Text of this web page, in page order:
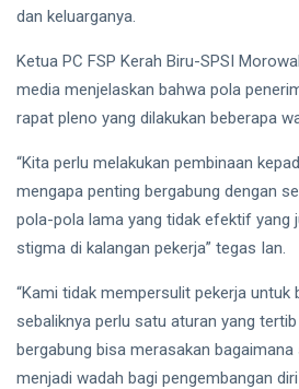
Sosialisasi
Care
Economy
03
Mar,
1,654
pandangan
LIFESTYLE
AI Semakin
Bagaimana
Kesiapan
Pekerja
Indonesia ?
03
2026
1,752
Tags
T
General
Beauty
dan keluarganya.
Ketua PC FSP Kerah Biru-SPSI
media menjelaskan bahwa pola
rapat pleno yang dilakukan beberapa
“Kita perlu melakukan pembinaan
mengapa penting bergabung dengan
pola-pola lama yang tidak efektif yang
stigma di kalangan pekerja” tegas Ian.
“Kami tidak mempersulit pekerja untuk
sebaliknya perlu satu aturan yang
bergabung bisa merasakan
menjadi wadah bagi pengembangan